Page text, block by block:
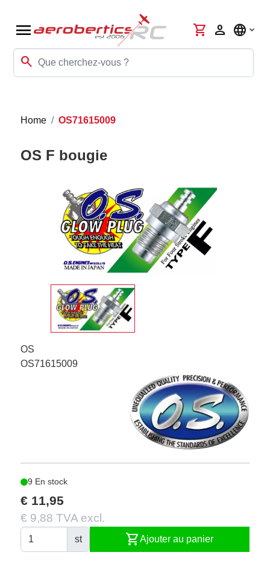
menu
search
shopping_cart person language
Home OS71615009
OS F bougie
OS
OS71615009
9 En stock
€ 11,95
€ 9,88 TVA excl.
st shopping_cartAjouter au panier